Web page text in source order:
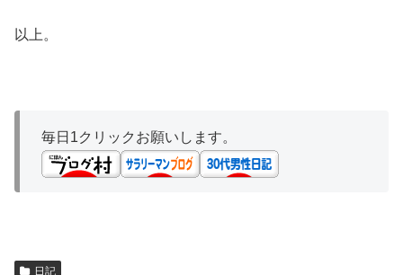
以上。
毎日1クリックお願いします。
日記